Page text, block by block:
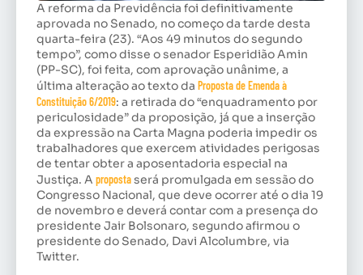
A reforma da Previdência foi definitivamente
aprovada no Senado, no começo da tarde desta
quarta-feira (23). “Aos 49 minutos do segundo
tempo”, como disse o senador Esperidião Amin
(PP-SC), foi feita, com aprovação unânime, a
última alteração ao texto da Proposta de Emenda à
Constituição 6/2019: a retirada do “enquadramento por
periculosidade” da proposição, já que a inserção
da expressão na Carta Magna poderia impedir os
trabalhadores que exercem atividades perigosas
de tentar obter a aposentadoria especial na
Justiça. A propostaserá promulgada em sessão do
Congresso Nacional, que deve ocorrer até o dia 19
de novembro e deverá contar com a presença do
presidente Jair Bolsonaro, segundo afirmou o
presidente do Senado, Davi Alcolumbre, via
Twitter.